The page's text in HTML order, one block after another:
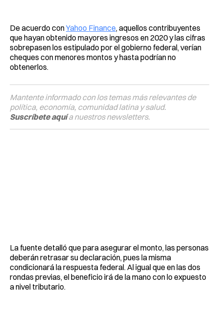
De acuerdo conYahoo Finance, aquellos contribuyentes
que hayan obtenido mayores ingresos en 2020 y las cifras
sobrepasen los estipulado por el gobierno federal, verían
cheques con menores montos y hasta podrían no
obtenerlos.
Mantente informado con los temas más relevantes de
política, economía, comunidad latina y salud.
Suscríbete aquía nuestros newsletters.
La fuente detalló que para asegurar el monto, las personas
deberán retrasar su declaración, pues la misma
condicionará la respuesta federal. Al igual que en las dos
rondas previas, el beneficio irá de la mano con lo expuesto
a nivel tributario.